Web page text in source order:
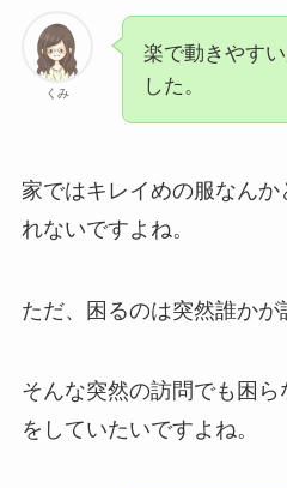
くみ
楽で動きやす
した。
家ではキレイめの服なん
れないですよね。
ただ、困るのは突然誰かが
そんな突然の訪問でも困
をしていたいですよね。